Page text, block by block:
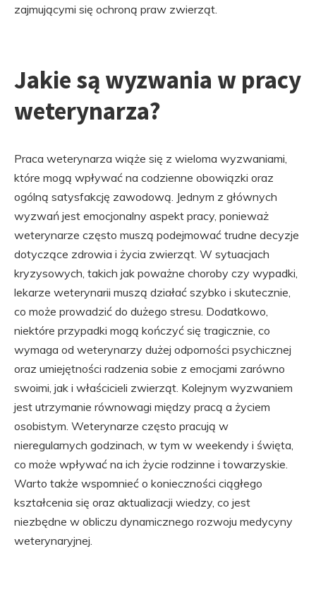
zajmującymi się ochroną praw zwierząt.
Jakie są wyzwania w pracy
weterynarza?
Praca weterynarza wiąże się z wieloma wyzwaniami,
które mogą wpływać na codzienne obowiązki oraz
ogólną satysfakcję zawodową. Jednym z głównych
wyzwań jest emocjonalny aspekt pracy, ponieważ
weterynarze często muszą podejmować trudne decyzje
dotyczące zdrowia i życia zwierząt. W sytuacjach
kryzysowych, takich jak poważne choroby czy wypadki,
lekarze weterynarii muszą działać szybko i skutecznie,
co może prowadzić do dużego stresu. Dodatkowo,
niektóre przypadki mogą kończyć się tragicznie, co
wymaga od weterynarzy dużej odporności psychicznej
oraz umiejętności radzenia sobie z emocjami zarówno
swoimi, jak i właścicieli zwierząt. Kolejnym wyzwaniem
jest utrzymanie równowagi między pracą a życiem
osobistym. Weterynarze często pracują w
nieregularnych godzinach, w tym w weekendy i święta,
co może wpływać na ich życie rodzinne i towarzyskie.
Warto także wspomnieć o konieczności ciągłego
kształcenia się oraz aktualizacji wiedzy, co jest
niezbędne w obliczu dynamicznego rozwoju medycyny
weterynaryjnej.